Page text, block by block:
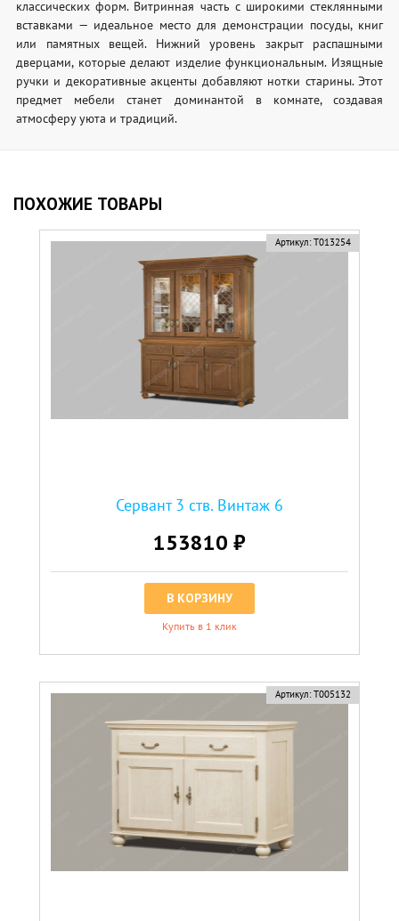
классических форм. Витринная часть с широкими стеклянными
вставками — идеальное место для демонстрации посуды, книг
или памятных вещей. Нижний уровень закрыт распашными
дверцами, которые делают изделие функциональным. Изящные
ручки и декоративные акценты добавляют нотки старины. Этот
предмет мебели станет доминантой в комнате, создавая
атмосферу уюта и традиций.
ПОХОЖИЕ ТОВАРЫ
Артикул: Т013254
Сервант 3 ств. Винтаж 6
153810 ₽
В КОРЗИНУ
Купить в 1 клик
Артикул: Т005132